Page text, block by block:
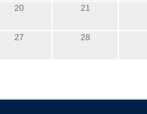
20 21
27 28